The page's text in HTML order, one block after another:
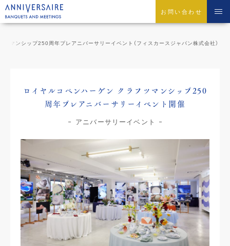
お問い合わせ
マンシップ250周年プレアニバーサリーイベント（フィスカースジャパン株式会社）
ロイヤルコペンハーゲン クラフツマンシップ250
周年プレアニバーサリーイベント開催
アニバーサリーイベント